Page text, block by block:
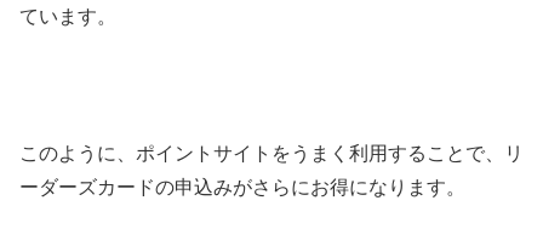
ています。
このように、ポイントサイトをうまく利用することで、リ
ーダーズカードの申込みがさらにお得になります。